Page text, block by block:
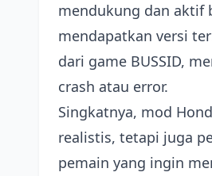
mendukung dan aktif
mendapatkan versi
dari game BUSSID,
crash atau error.
Singkatnya, mod
realistis, tetapi juga
pemain yang ingin